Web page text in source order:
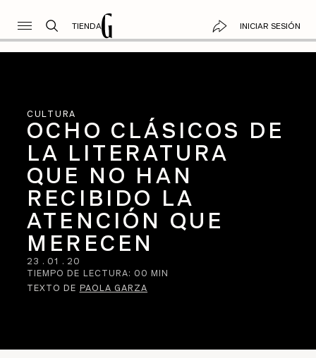
TIENDA INICIAR SESIÓN
CULTURA
OCHO CLÁSICOS DE
LA LITERATURA
QUE NO HAN
RECIBIDO LA
ATENCIÓN QUE
MERECEN
23 . 01 . 20
TIEMPO DE LECTURA: 00 MIN
TEXTO DE PAOLA GARZA